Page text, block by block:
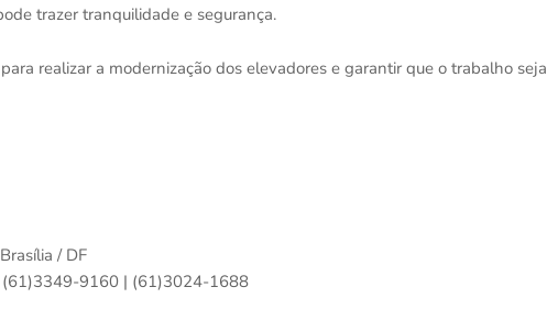
trazer tranquilidade e segurança.
realizar a modernização dos elevadores e garantir que o trabalho seja
/ DF
9160 | (61)3024-1688